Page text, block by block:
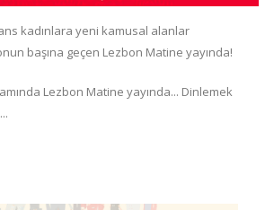
kadınlara yeni kamusal alanlar
başına geçen Lezbon Matine yayında!
Lezbon Matine yayında... Dinlemek